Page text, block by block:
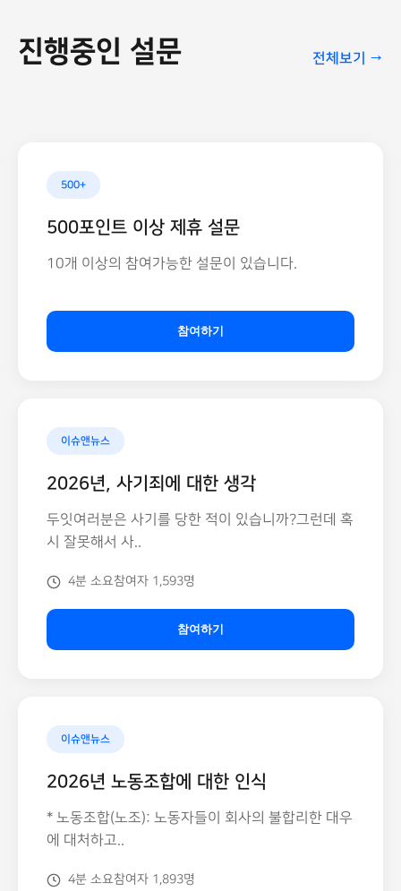
진행중인 설문 전체보기 →
500+
500포인트 이상 제휴 설문
10개 이상의 참여가능한 설문이 있습니다.
참여하기
이슈앤뉴스
2026년, 사기죄에 대한 생각
두잇여러분은 사기를 당한 적이 있습니까?그런데 혹
시 잘못해서 사..
4분 소요참여자 1,593명
참여하기
이슈앤뉴스
2026년 노동조합에 대한 인식
* 노동조합(노조): 노동자들이 회사의 불합리한 대우
에 대처하고..
4분 소요참여자 1,893명